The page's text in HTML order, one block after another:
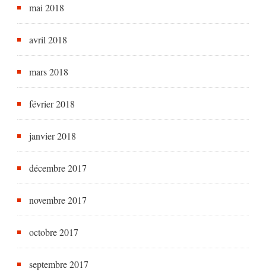
mai 2018
avril 2018
mars 2018
février 2018
janvier 2018
décembre 2017
novembre 2017
octobre 2017
septembre 2017